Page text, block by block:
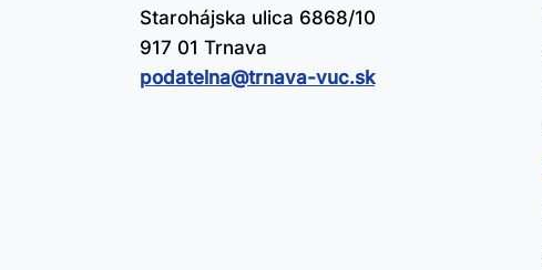
Starohájska ulica 6868/10
917 01 Trnava
podatelna@​trnava-vuc.sk